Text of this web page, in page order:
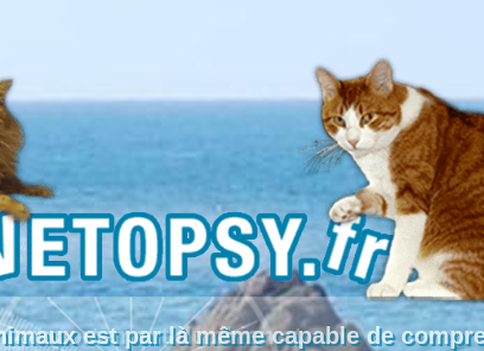
est par là même capable de